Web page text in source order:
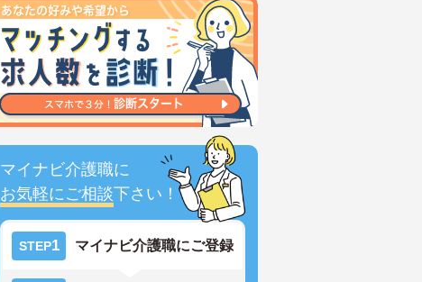
マイナビ介護職に
お気軽にご相談下さい！
STEP1 マイナビ介護職にご登録